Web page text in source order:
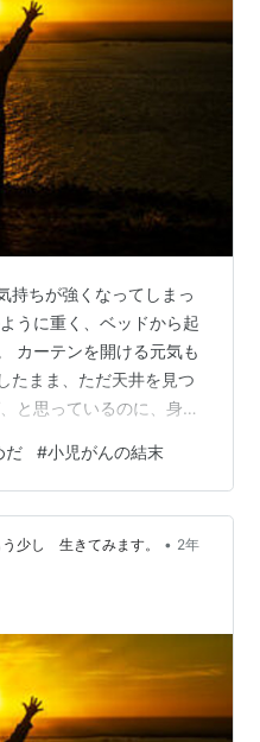
持ちが強くなってしまっ
うに重く、ベッドから起
カーテンを開ける元気も
たまま、ただ天井を見つ
と思っているのに、身体
う。 何もできない自分
しようもなくなる。 どう
しいのか。 他の人はみん
うして自分だけがこうや
な考えが頭をぐるぐると
り残され…
だ #小児がんの結末
少し 生きてみます。 • 2年